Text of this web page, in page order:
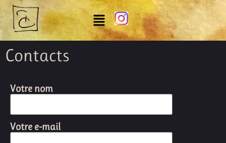
Contacts
Votre nom
Votre e-mail